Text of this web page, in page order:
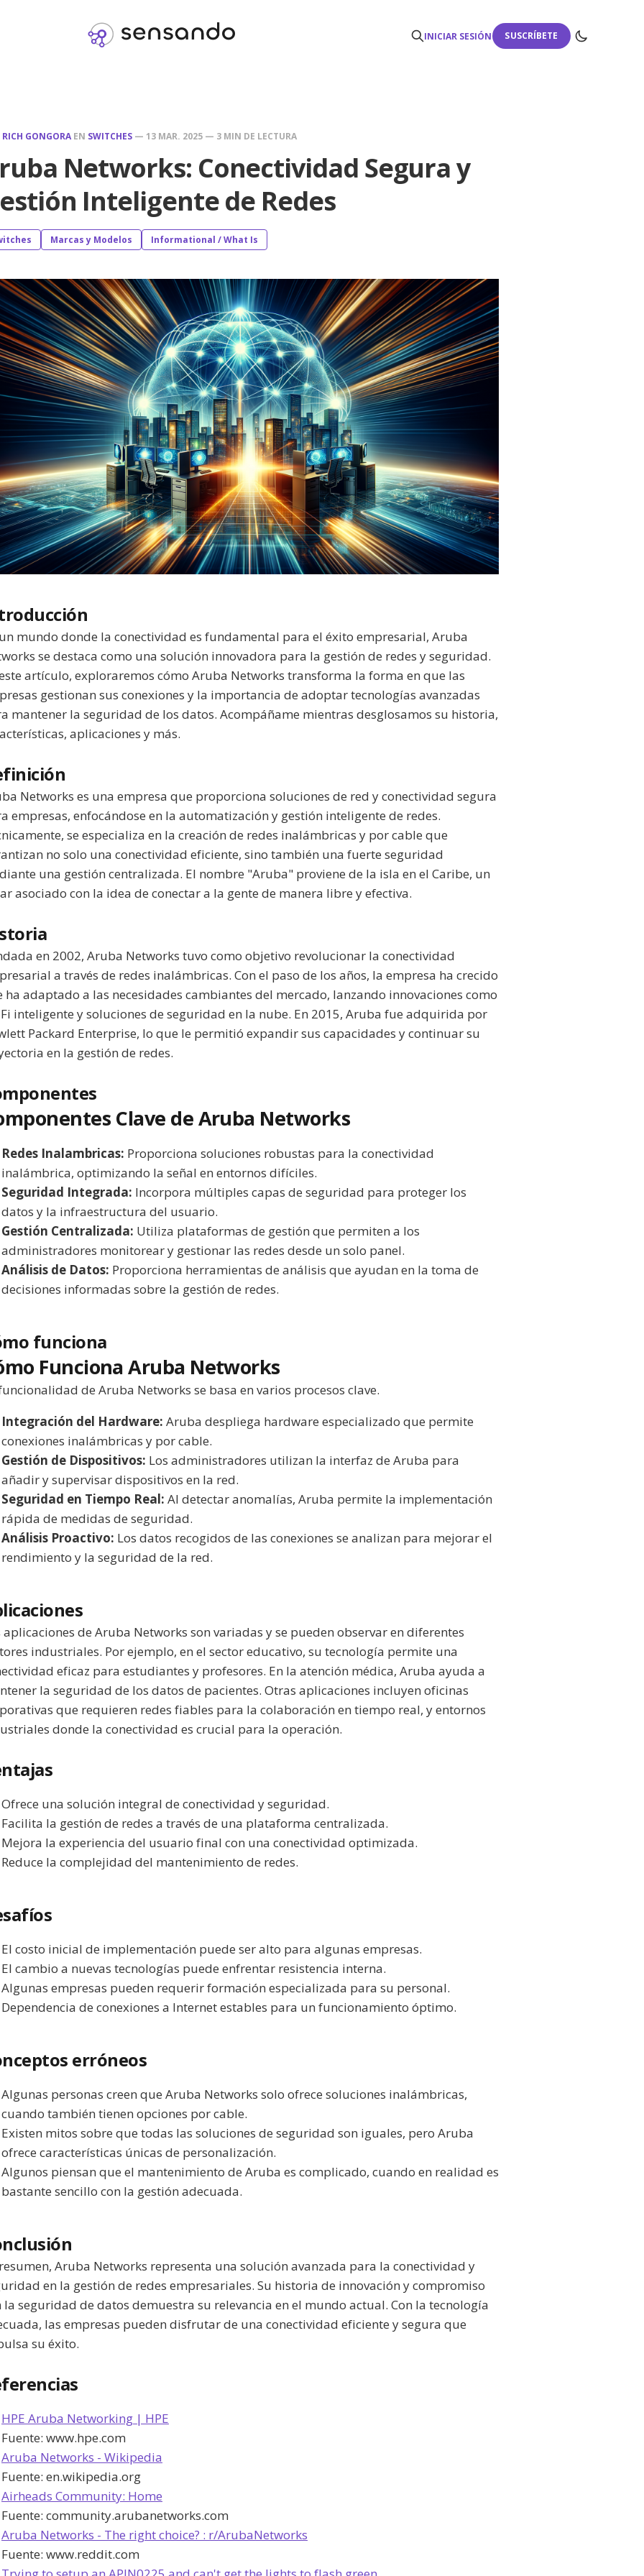
INICIAR SESIÓN SUSCRÍBETE
RICH GONGORA EN SWITCHES — 13 MAR. 2025 — 3 MIN DE LECTURA
Networks: Conectividad Segura y
Inteligente de Redes
Marcas y Modelos Informational / What Is
mundo donde la conectividad es fundamental para el éxito empresarial, Aruba
se destaca como una solución innovadora para la gestión de redes y seguridad.
artículo, exploraremos cómo Aruba Networks transforma la forma en que las
gestionan sus conexiones y la importancia de adoptar tecnologías avanzadas
mantener la seguridad de los datos. Acompáñame mientras desglosamos su historia,
aplicaciones y más.
Networks es una empresa que proporciona soluciones de red y conectividad segura
empresas, enfocándose en la automatización y gestión inteligente de redes.
se especializa en la creación de redes inalámbricas y por cable que
no solo una conectividad eficiente, sino también una fuerte seguridad
una gestión centralizada. El nombre "Aruba" proviene de la isla en el Caribe, un
asociado con la idea de conectar a la gente de manera libre y efectiva.
en 2002, Aruba Networks tuvo como objetivo revolucionar la conectividad
a través de redes inalámbricas. Con el paso de los años, la empresa ha crecido
ha adaptado a las necesidades cambiantes del mercado, lanzando innovaciones como
inteligente y soluciones de seguridad en la nube. En 2015, Aruba fue adquirida por
Packard Enterprise, lo que le permitió expandir sus capacidades y continuar su
en la gestión de redes.
Clave de Aruba Networks
Redes Inalambricas: Proporciona soluciones robustas para la conectividad
inalámbrica, optimizando la señal en entornos difíciles.
Seguridad Integrada: Incorpora múltiples capas de seguridad para proteger los
datos y la infraestructura del usuario.
Gestión Centralizada: Utiliza plataformas de gestión que permiten a los
administradores monitorear y gestionar las redes desde un solo panel.
Análisis de Datos: Proporciona herramientas de análisis que ayudan en la toma de
decisiones informadas sobre la gestión de redes.
funciona
Funciona Aruba Networks
de Aruba Networks se basa en varios procesos clave.
Integración del Hardware: Aruba despliega hardware especializado que permite
conexiones inalámbricas y por cable.
Gestión de Dispositivos: Los administradores utilizan la interfaz de Aruba para
añadir y supervisar dispositivos en la red.
Seguridad en Tiempo Real: Al detectar anomalías, Aruba permite la implementación
rápida de medidas de seguridad.
Análisis Proactivo: Los datos recogidos de las conexiones se analizan para mejorar el
rendimiento y la seguridad de la red.
aplicaciones de Aruba Networks son variadas y se pueden observar en diferentes
industriales. Por ejemplo, en el sector educativo, su tecnología permite una
eficaz para estudiantes y profesores. En la atención médica, Aruba ayuda a
la seguridad de los datos de pacientes. Otras aplicaciones incluyen oficinas
que requieren redes fiables para la colaboración en tiempo real, y entornos
donde la conectividad es crucial para la operación.
Ofrece una solución integral de conectividad y seguridad.
Facilita la gestión de redes a través de una plataforma centralizada.
Mejora la experiencia del usuario final con una conectividad optimizada.
Reduce la complejidad del mantenimiento de redes.
El costo inicial de implementación puede ser alto para algunas empresas.
El cambio a nuevas tecnologías puede enfrentar resistencia interna.
Algunas empresas pueden requerir formación especializada para su personal.
Dependencia de conexiones a Internet estables para un funcionamiento óptimo.
erróneos
Algunas personas creen que Aruba Networks solo ofrece soluciones inalámbricas,
cuando también tienen opciones por cable.
Existen mitos sobre que todas las soluciones de seguridad son iguales, pero Aruba
ofrece características únicas de personalización.
Algunos piensan que el mantenimiento de Aruba es complicado, cuando en realidad es
bastante sencillo con la gestión adecuada.
Aruba Networks representa una solución avanzada para la conectividad y
en la gestión de redes empresariales. Su historia de innovación y compromiso
la seguridad de datos demuestra su relevancia en el mundo actual. Con la tecnología
las empresas pueden disfrutar de una conectividad eficiente y segura que
su éxito.
HPE Aruba Networking | HPE
Fuente: www.hpe.com
Aruba Networks - Wikipedia
Fuente: en.wikipedia.org
Airheads Community: Home
Fuente: community.arubanetworks.com
Aruba Networks - The right choice? : r/ArubaNetworks
Fuente: www.reddit.com